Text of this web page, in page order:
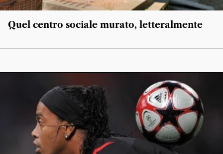
Quel centro sociale murato, letteralmente